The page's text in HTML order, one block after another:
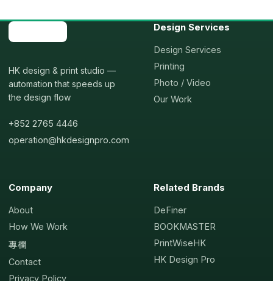
HK design & print studio —
automation that speeds up
the design flow
+852 2765 4446
operation@hkdesignpro.com
Design Services
Design Services
Printing
Photo / Video
Our Work
Company
About
How We Work
專欄
Contact
Privacy Policy
Related Brands
DeFiner
BOOKMASTER
PrintWiseHK
HK Design Pro